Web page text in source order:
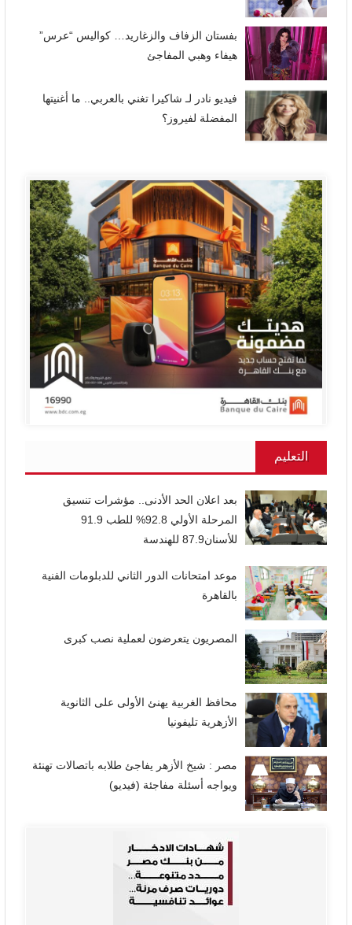
بفستان الزفاف والزغاريد… كواليس “عرس”
هيفاء وهبي المفاجئ
فيديو نادر لـ شاكيرا تغني بالعربي.. ما أغنيتها
المفضلة لفيروز؟
التعليم
بعد اعلان الحد الأدنى.. مؤشرات تنسيق
المرحلة الأولي 92.8% للطب 91.9
للأسنان87.9 للهندسة
موعد امتحانات الدور الثاني للدبلومات الفنية
بالقاهرة
المصريون يتعرضون لعملية نصب كبرى
محافظ الغربية يهنئ الأولى على الثانوية
الأزهرية تليفونيا
مصر : شيخ الأزهر يفاجئ طلابه باتصالات تهنئة
ويواجه أسئلة مفاجئة (فيديو)